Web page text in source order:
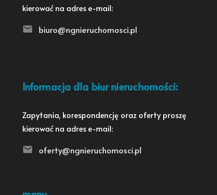
kierować na adres e-mail:
biuro@ngnieruchomosci.pl
Informacja dla biur nieruchomości:
Zapytania, korespondencję oraz oferty proszę
kierować na adres e-mail:
oferty@ngnieruchomosci.pl